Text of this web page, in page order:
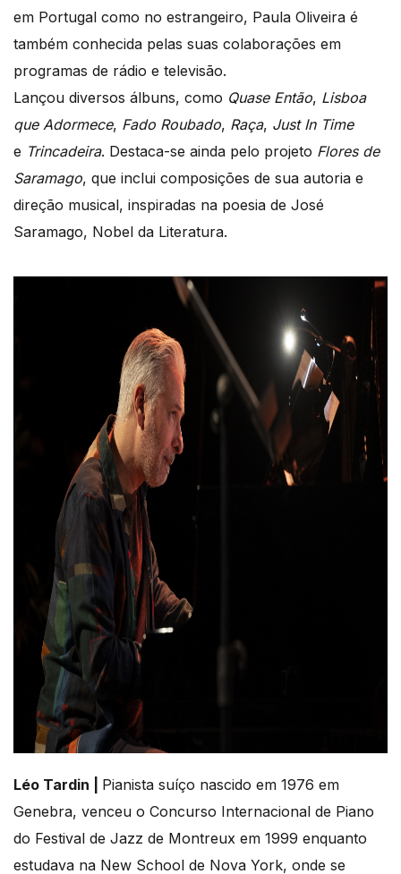
em Portugal como no estrangeiro, Paula Oliveira é
também conhecida pelas suas colaborações em
programas de rádio e televisão.
Lançou diversos álbuns, como Quase Então, Lisboa
que Adormece, Fado Roubado, Raça, Just In Time
e Trincadeira. Destaca-se ainda pelo projeto Flores de
Saramago, que inclui composições de sua autoria e
direção musical, inspiradas na poesia de José
Saramago, Nobel da Literatura.
Léo Tardin | Pianista suíço nascido em 1976 em
Genebra, venceu o Concurso Internacional de Piano
do Festival de Jazz de Montreux em 1999 enquanto
estudava na New School de Nova York, onde se